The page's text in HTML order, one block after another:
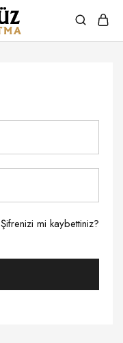
Şifrenizi mi kaybettiniz?